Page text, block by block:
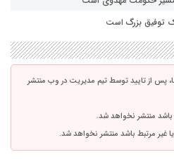
یک توفیق بزرگ است
پس از تایید توسط تیم مدیریت در وب منتشر
باشد منتشر نخواهد شد.
غیر مرتبط باشد منتشر نخواهد شد.